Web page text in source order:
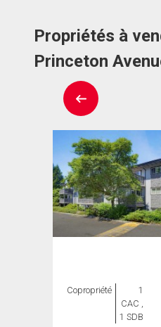
Propriétés à
Princeton
Copropriété
1
CAC ,
1 SDB